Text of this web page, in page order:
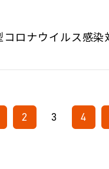
コロナウイルス感染
2 3 4